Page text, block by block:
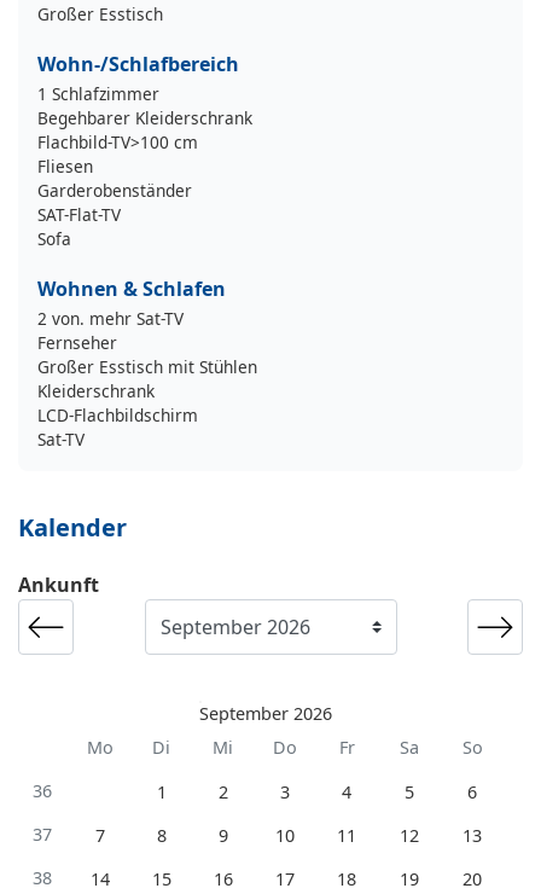
Großer Esstisch
Wohn-/Schlafbereich
1 Schlafzimmer
Begehbarer Kleiderschrank
Flachbild-TV>100 cm
Fliesen
Garderobenständer
SAT-Flat-TV
Sofa
Wohnen & Schlafen
2 von. mehr Sat-TV
Fernseher
Großer Esstisch mit Stühlen
Kleiderschrank
LCD-Flachbildschirm
Sat-TV
Kalender
Ankunft
September 2026
Mo
Di Mi Do Fr Sa
So
36
1 2 3 4 5
6
37
7 8 9 10 11 12
13
38
14 15 16 17 18 19
20